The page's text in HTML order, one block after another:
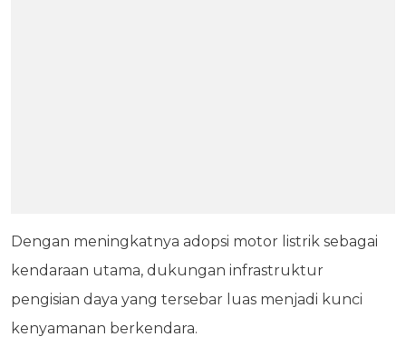
Dengan meningkatnya adopsi motor listrik sebagai
kendaraan utama, dukungan infrastruktur
pengisian daya yang tersebar luas menjadi kunci
kenyamanan berkendara.